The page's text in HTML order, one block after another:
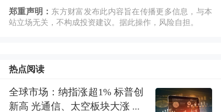
者调研。接待人员包括总经理 薛晓民,
董事会秘书 李铁军,副总经理、财务总
在国家医保饮片集采进展如何,公司其
郑重声明： 东方财富发布此内容旨在传播更多信息，与本
站立场无关，不构成投资建议。据此操作，风险自担。
热点阅读
全球市场：纳指涨超1% 标普创
新高 光通信、太空板块大涨 ...